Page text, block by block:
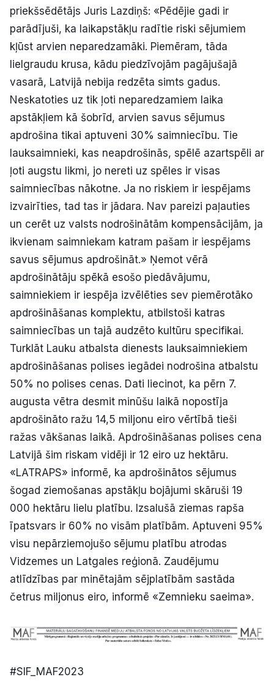
Facebook Instagram YouTube
priekšsēdētājs Juris Lazdiņš: «Pēdējie gadi ir
parādījuši, ka laikapstākļu radītie riski sējumiem
kļūst arvien neparedzamāki. Piemēram, tāda
lielgraudu krusa, kādu piedzīvojām pagājušajā
vasarā, Latvijā nebija redzēta simts gadus.
Neskatoties uz tik ļoti neparedzamiem laika
apstākļiem kā šobrīd, arvien savus sējumus
apdrošina tikai aptuveni 30% saimniecību. Tie
lauksaimnieki, kas neapdrošinās, spēlē azartspēli ar
ļoti augstu likmi, jo nereti uz spēles ir visas
saimniecības nākotne. Ja no riskiem ir iespējams
izvairīties, tad tas ir jādara. Nav pareizi paļauties
un cerēt uz valsts nodrošinātām kompensācijām, ja
ikvienam saimniekam katram pašam ir iespējams
savus sējumus apdrošināt.» Ņemot vērā
apdrošinātāju spēkā esošo piedāvājumu,
saimniekiem ir iespēja izvēlēties sev piemērotāko
apdrošināšanas komplektu, atbilstoši katras
saimniecības un tajā audzēto kultūru specifikai.
Turklāt Lauku atbalsta dienests lauksaimniekiem
apdrošināšanas polises iegādei nodrošina atbalstu
50% no polises cenas. Dati liecinot, ka pērn 7.
augusta vētra desmit minūšu laikā nopostīja
apdrošināto ražu 14,5 miljonu eiro vērtībā tieši
ražas vākšanas laikā. Apdrošināšanas polises cena
Latvijā šim riskam vidēji ir 12 eiro uz hektāru.
«LATRAPS» informē, ka apdrošinātos sējumus
šogad ziemošanas apstākļu bojājumi skāruši 19
000 hektāru lielu platību. Izsalušā ziemas rapša
īpatsvars ir 60% no visām platībām. Aptuveni 95%
visu nepārziemojušo sējumu platību atrodas
Vidzemes un Latgales reģionā. Zaudējumu
atlīdzības par minētajām sējplatībām sastāda
četrus miljonus eiro, informē «Zemnieku saeima».
#SIF_MAF2023